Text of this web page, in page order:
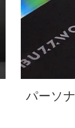
パーソ